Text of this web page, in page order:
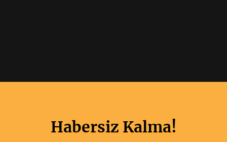
Habersiz Kalma!